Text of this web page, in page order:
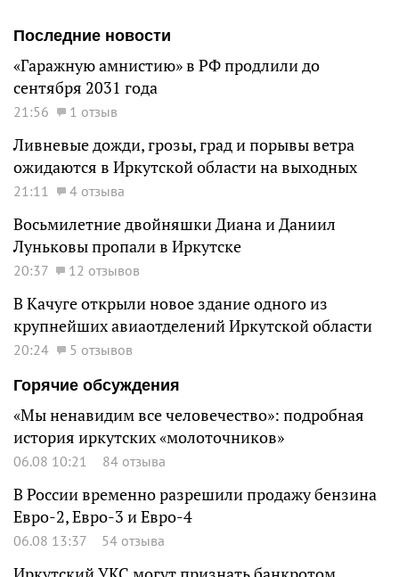
Последние новости
«Гаражную амнистию» в РФ продлили до
сентября 2031 года
21:56 1 отзыв
Ливневые дожди, грозы, град и порывы ветра
ожидаются в Иркутской области на выходных
21:11 4 отзыва
Восьмилетние двойняшки Диана и Даниил
Луньковы пропали в Иркутске
20:37 12 отзывов
В Качуге открыли новое здание одного из
крупнейших авиаотделений Иркутской области
20:24
5 отзывов
Горячие обсуждения
«Мы ненавидим все человечество»: подробная
история иркутских «молоточников»
06.08 10:21 84 отзыва
В России временно разрешили продажу бензина
Евро-2, Евро-3 и Евро-4
06.08 13:37 54 отзыва